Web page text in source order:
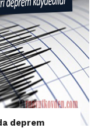
deprem